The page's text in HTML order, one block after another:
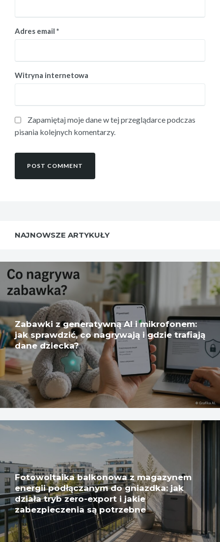
Adres email *
Witryna internetowa
Zapamiętaj moje dane w tej przeglądarce podczas
pisania kolejnych komentarzy.
NAJNOWSZE ARTYKUŁY
Zabawki z generatywną AI i mikrofonem:
jak sprawdzić, co nagrywają i gdzie trafiają
dane dziecka?
Fotowoltaika balkonowa z magazynem
energii podłączanym do gniazdka: jak
działa tryb zero-export i jakie
zabezpieczenia są potrzebne